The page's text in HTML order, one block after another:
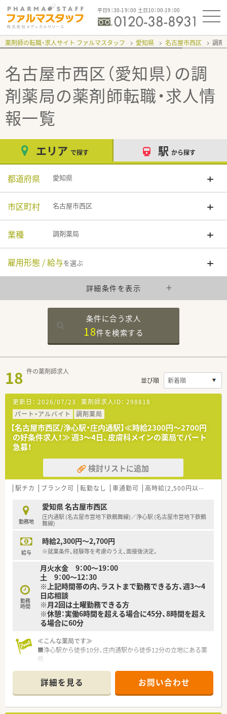
平日9：30-19：00 土日10：00-19：00
薬剤師の転職・求人サイト ファルマスタッフ 愛知県 名古屋市西区 調剤
名古屋市西区（愛知県）の調
剤薬局の薬剤師転職・求人情
報一覧
エリア で探す 駅 から探す
都道府県 愛知県
市区町村 名古屋市西区
業種 調剤薬局
雇用形態 / 給与を選ぶ
詳細条件を表示
条件に合う求人
18件を検索する
18 件の薬剤師求人
並び順
更新日： 2026/07/23 薬剤師求人ID： 298818
パート・アルバイト
調剤薬局
【名古屋市西区/浄心駅・庄内通駅】≪時給2300円～2700円
の好条件求人！≫ 週3～4日、皮膚科メインの薬局でパート
急募！
検討リストに追加
駅チカ ブランク可 転勤なし 車通勤可 高時給(2,500円以上)
勤務地
愛知県 名古屋市西区
庄内通駅 (名古屋市営地下鉄鶴舞線)／浄心駅 (名古屋市営地下鉄鶴
舞線)
給与
時給2,300円～2,700円
※就業条件、経験等を考慮のうえ、面接後決定。
勤務
時間
月火水金 9：00～19：00
土 9：00～12：30
※上記時間帯の内、ラストまで勤務できる方、週3～4
日応相談
※月2回は土曜勤務できる方
※休憩：実働6時間を超える場合に45分、8時間を超え
る場合に60分
≪こんな薬局です≫
■浄心駅から徒歩10分、庄内通駅から徒歩12分の立地にある薬
局
す
■患者様のことを第一に考えた薬局作りをしており、ユニフォー
ムは患者様が安心できる青色を着用しています
■代表自ら現場に入り、従業員と同じ目線でお話ができる環境で
詳細を見る お問い合わせ